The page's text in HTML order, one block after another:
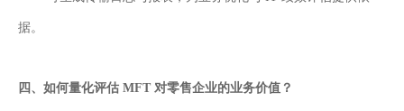
据。
四 、 如何量化评估 MFT 对零售企业的业务价值？